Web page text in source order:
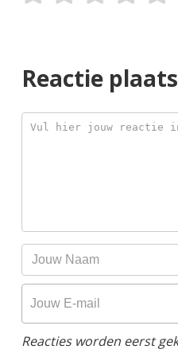
Reactie
Reacties worden eerst